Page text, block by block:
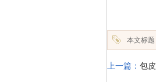
本文标
上一篇： 包